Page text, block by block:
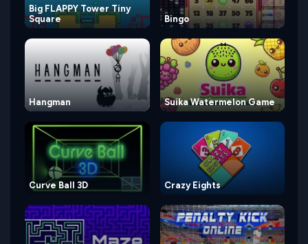
Big FLAPPY Tower Tiny
Square
Bingo
Hangman Suika Watermelon Game
Curve Ball 3D Crazy Eights